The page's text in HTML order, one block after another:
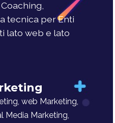
tecnica per Enti
lato web e lato
web Marketing,
Media Marketing,